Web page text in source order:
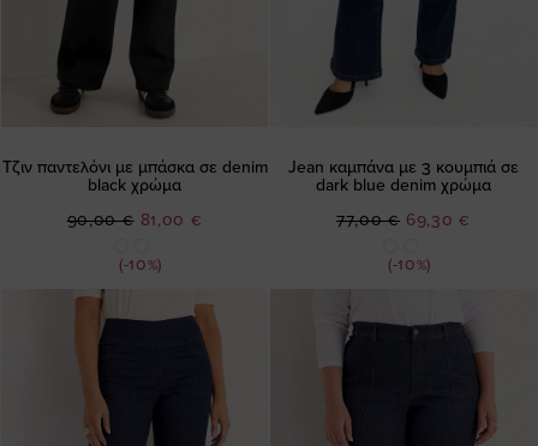
Τζιν παντελόνι με μπάσκα σε denim
black χρώμα
(-10%)
Ειδική
81,00 €
90,00 €
Jean καμπάνα με 3 κουμπιά σε
dark blue denim χρώμα
(-10%)
Ειδική
69,30 €
77,00 €